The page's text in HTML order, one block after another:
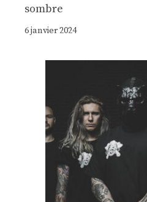
sombre
6 janvier 2024